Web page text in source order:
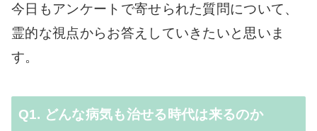
今日もアンケートで寄せられた質問について、
霊的な視点からお答えしていきたいと思いま
す。
Q1. どんな病気も治せる時代は来るのか